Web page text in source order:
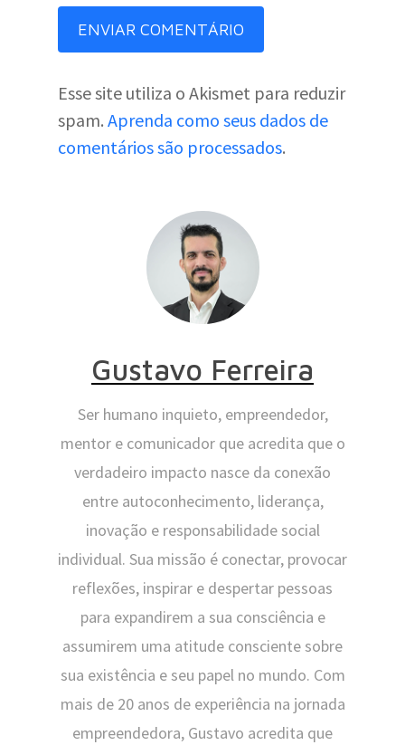
Esse site utiliza o Akismet para reduzir
spam. Aprenda como seus dados de
comentários são processados.
Gustavo Ferreira
Ser humano inquieto, empreendedor,
mentor e comunicador que acredita que o
verdadeiro impacto nasce da conexão
entre autoconhecimento, liderança,
inovação e responsabilidade social
individual. Sua missão é conectar, provocar
reflexões, inspirar e despertar pessoas
para expandirem a sua consciência e
assumirem uma atitude consciente sobre
sua existência e seu papel no mundo. Com
mais de 20 anos de experiência na jornada
empreendedora, Gustavo acredita que